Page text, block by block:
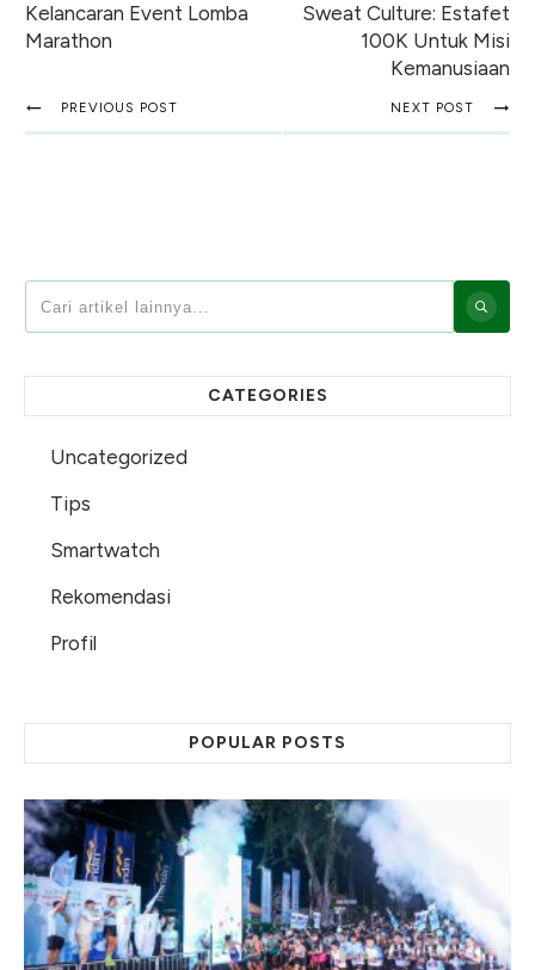
Kelancaran Event Lomba
Marathon
Sweat Culture: Estafet
100K Untuk Misi
Kemanusiaan
PREVIOUS POST NEXT POST
CATEGORIES
Uncategorized
Tips
Smartwatch
Rekomendasi
Profil
POPULAR POSTS